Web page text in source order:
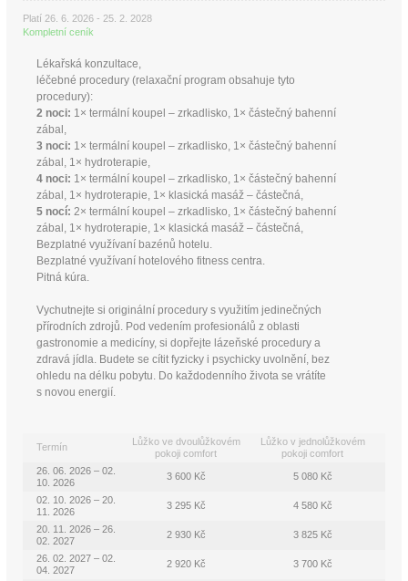
Platí 26. 6. 2026 - 25. 2. 2028
Kompletní ceník
Lékařská konzultace,
léčebné procedury (relaxační program obsahuje tyto
procedury):
2 noci: 1× termální koupel – zrkadlisko, 1× částečný bahenní
zábal,
3 noci: 1× termální koupel – zrkadlisko, 1× částečný bahenní
zábal, 1× hydroterapie,
4 noci: 1× termální koupel – zrkadlisko, 1× částečný bahenní
zábal, 1× hydroterapie, 1× klasická masáž – částečná,
5 nocí: 2× termální koupel – zrkadlisko, 1× částečný bahenní
zábal, 1× hydroterapie, 1× klasická masáž – částečná,
Bezplatné využívaní bazénů hotelu.
Bezplatné využívaní hotelového fitness centra.
Pitná kúra.
Vychutnejte si originální procedury s využitím jedinečných
přírodních zdrojů. Pod vedením profesionálů z oblasti
gastronomie a medicíny, si dopřejte lázeňské procedury a
zdravá jídla. Budete se cítit fyzicky i psychicky uvolnění, bez
ohledu na délku pobytu. Do každodenního života se vrátíte
s novou energií.
Termín
Lůžko ve dvoulůžkovém
pokoji comfort
Lůžko v jednolůžkovém
pokoji comfort
26. 06. 2026 – 02.
10. 2026
3 600 Kč 5 080 Kč
02. 10. 2026 – 20.
11. 2026
3 295 Kč 4 580 Kč
20. 11. 2026 – 26.
02. 2027
2 930 Kč 3 825 Kč
26. 02. 2027 – 02.
04. 2027
2 920 Kč 3 700 Kč